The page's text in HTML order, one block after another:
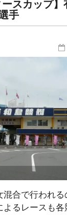
ースカップ
手
混合で行われ
よるレースも